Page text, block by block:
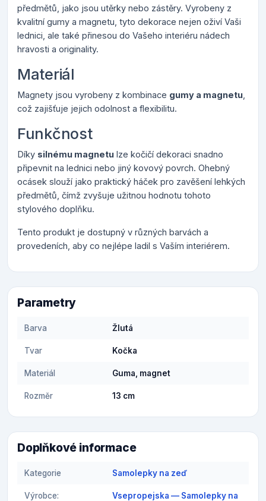
předmětů, jako jsou utěrky nebo zástěry. Vyrobeny z
kvalitní gumy a magnetu, tyto dekorace nejen oživí Vaši
lednici, ale také přinesou do Vašeho interiéru nádech
hravosti a originality.
Materiál
Magnety jsou vyrobeny z kombinace gumy a magnetu
což zajišťuje jejich odolnost a flexibilitu.
Funkčnost
Díky silnému magnetu lze kočičí dekoraci snadno
připevnit na lednici nebo jiný kovový povrch. Ohebný
ocásek slouží jako praktický háček pro zavěšení lehkých
předmětů, čímž zvyšuje užitnou hodnotu tohoto
stylového doplňku.
Tento produkt je dostupný v různých barvách a
provedeních, aby co nejlépe ladil s Vaším interiérem.
Parametry
Barva Žlutá
Tvar Kočka
Materiál Guma, magnet
Rozměr 13 cm
Doplňkové informace
Kategorie Samolepky na zeď
Výrobce:
Vsepropejska — Samolepky na